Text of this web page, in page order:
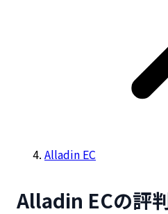
Alladin EC
Alladin ECの評